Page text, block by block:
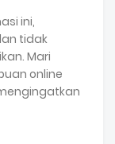
ini,
tidak
Mari
online